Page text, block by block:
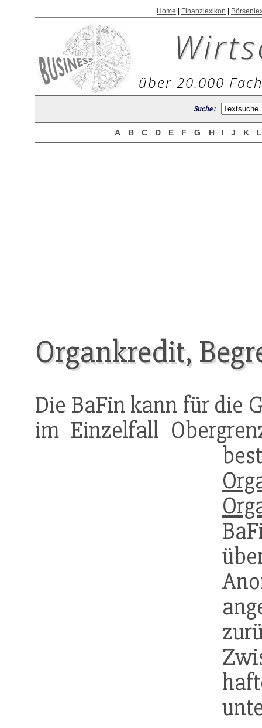
Home Finanzlexikon
über 20.000
Suche :
A B C D E F G H I J K
Organkredit,
Die BaFin kann für die
im Einzelfall